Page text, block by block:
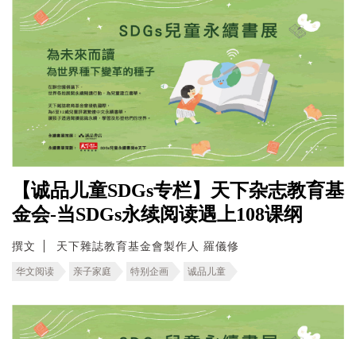
【诚品儿童SDGs专栏】天下杂志教育基
金会-当SDGs永续阅读遇上108课纲
撰文 天下雜誌教育基金會製作人 羅儀修
华文阅读 亲子家庭 特别企画 诚品儿童